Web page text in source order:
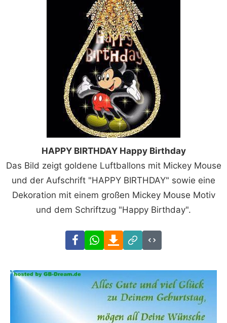
HAPPY BIRTHDAY Happy Birthday
Das Bild zeigt goldene Luftballons mit Mickey Mouse
und der Aufschrift "HAPPY BIRTHDAY" sowie eine
Dekoration mit einem großen Mickey Mouse Motiv
und dem Schriftzug "Happy Birthday".
FacebookWhatsAppDownload
Link
Code